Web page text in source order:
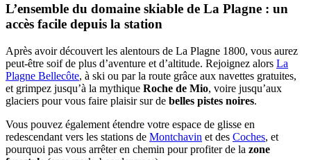
L’ensemble du domaine skiable de La Plagne : un
accès facile depuis la station
Après avoir découvert les alentours de La Plagne 1800, vous aurez
peut-être soif de plus d’aventure et d’altitude. Rejoignez alors La
Plagne Bellecôte, à ski ou par la route grâce aux navettes gratuites,
et grimpez jusqu’à la mythique Roche de Mio, voire jusqu’aux
glaciers pour vous faire plaisir sur de belles pistes noires.
Vous pouvez également étendre votre espace de glisse en
redescendant vers les stations de Montchavin et des Coches, et
pourquoi pas vous arrêter en chemin pour profiter de la zone